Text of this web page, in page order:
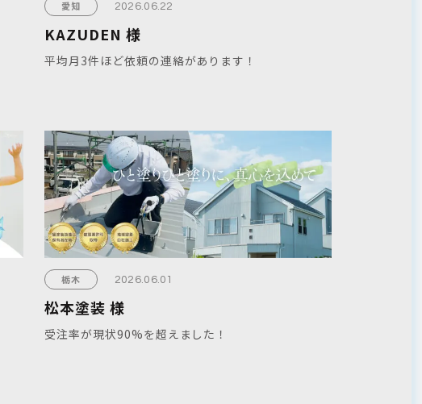
愛知 2026.06.22
KAZUDEN 様
平均月3件ほど依頼の連絡があります！
栃木 2026.06.01
松本塗装 様
受注率が現状90%を超えました！